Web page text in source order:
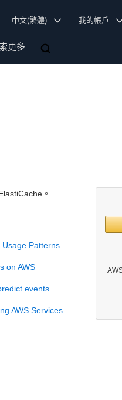
中文(繁體) 我的帳戶
更多
。
Patterns
on AWS
events
AWS Services